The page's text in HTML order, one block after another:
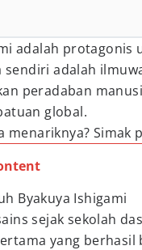
adalah protagonis
sendiri adalah
peradaban
global.
menariknya? Simak
Byakuya Ishigami
sejak sekolah
yang